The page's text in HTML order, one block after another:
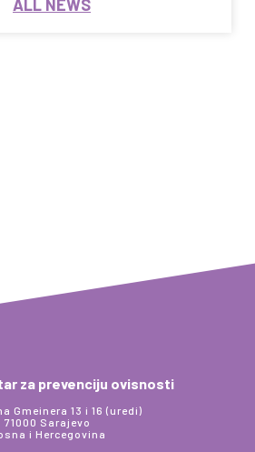
ALL NEWS
za prevenciju ovisnosti
Gmeinera 13 i 16 (uredi)
71000 Sarajevo
i Hercegovina